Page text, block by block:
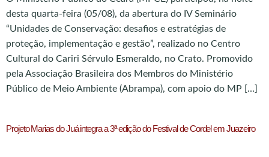
desta quarta-feira (05/08), da abertura do IV Seminário
“Unidades de Conservação: desafios e estratégias de
proteção, implementação e gestão”, realizado no Centro
Cultural do Cariri Sérvulo Esmeraldo, no Crato. Promovido
pela Associação Brasileira dos Membros do Ministério
Público de Meio Ambiente (Abrampa), com apoio do MP […]
Projeto Marias do Juá integra a 3ª edição do Festival de Cordel em Juazeiro